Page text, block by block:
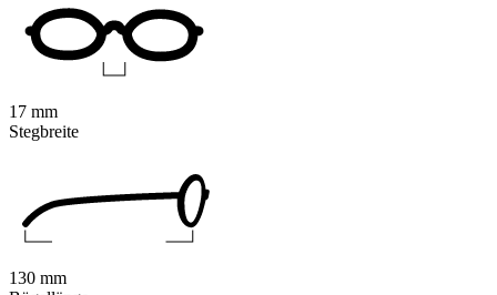
17 mm
Stegbreite
130 mm